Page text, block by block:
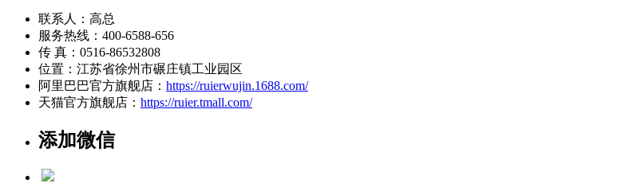
联系人：高总
服务热线：400-6588-656
传 真：0516-86532808
位置：江苏省徐州市碾庄镇工业园区
阿里巴巴官方旗舰店： https://ruierwujin.1688.com/
天猫官方旗舰店： https://ruier.tmall.com/
添加微信